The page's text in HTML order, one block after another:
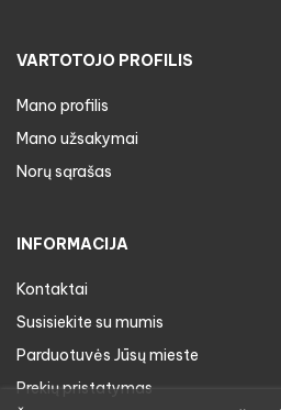
VARTOTOJO PROFILIS
Mano profilis
Mano užsakymai
Norų sąrašas
INFORMACIJA
Kontaktai
Susisiekite su mumis
Parduotuvės Jūsų mieste
Prekių pristatymas